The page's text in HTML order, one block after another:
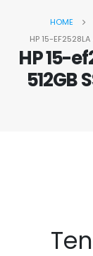
HOME
HP 15-EF2528LA
HP 15-
512GB